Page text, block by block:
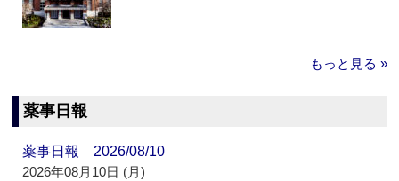
もっと見る »
薬事日報
薬事日報 2026/08/10
2026年08月10日 (月)